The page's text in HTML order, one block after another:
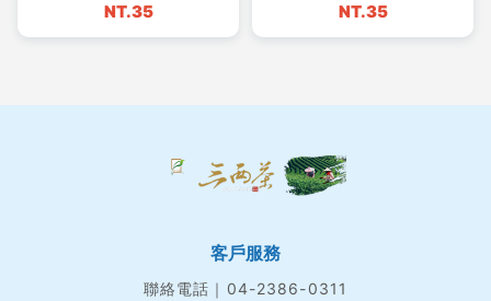
NT.35 NT.35
客戶服務
聯絡電話｜04-2386-0311